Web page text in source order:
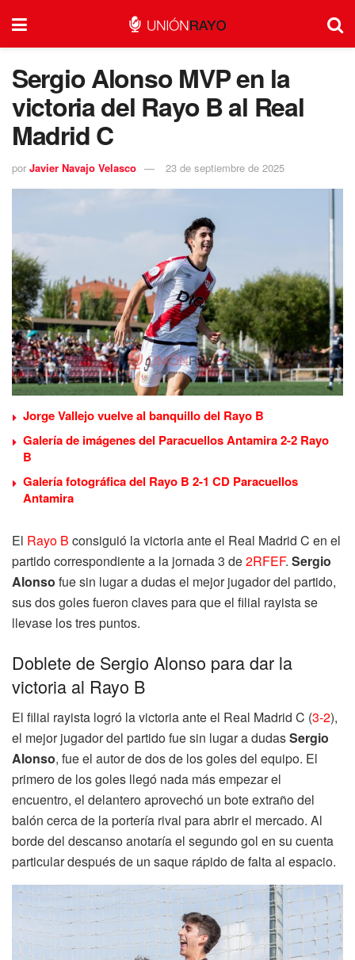
Sergio Alonso MVP en la
victoria del Rayo B al Real
Madrid C
por Javier Navajo Velasco 23 de septiembre de 2025
Jorge Vallejo vuelve al banquillo del Rayo B
Galería de imágenes del Paracuellos Antamira 2-2 Rayo
B
Galería fotográfica del Rayo B 2-1 CD Paracuellos
Antamira
El Rayo B consiguió la victoria ante el Real Madrid C en el
partido correspondiente a la jornada 3 de2RFEF. Sergio
Alonso fue sin lugar a dudas el mejor jugador del partido,
sus dos goles fueron claves para que el filial rayista se
llevase los tres puntos.
Doblete de Sergio Alonso para dar la
victoria al Rayo B
El filial rayista logró la victoria ante el Real Madrid C (3-2),
el mejor jugador del partido fue sin lugar a dudasSergio
Alonso, fue el autor de dos de los goles del equipo. El
primero de los goles llegó nada más empezar el
encuentro, el delantero aprovechó un bote extraño del
balón cerca de la portería rival para abrir el mercado. Al
borde del descanso anotaría el segundo gol en su cuenta
particular después de un saque rápido de falta al espacio.